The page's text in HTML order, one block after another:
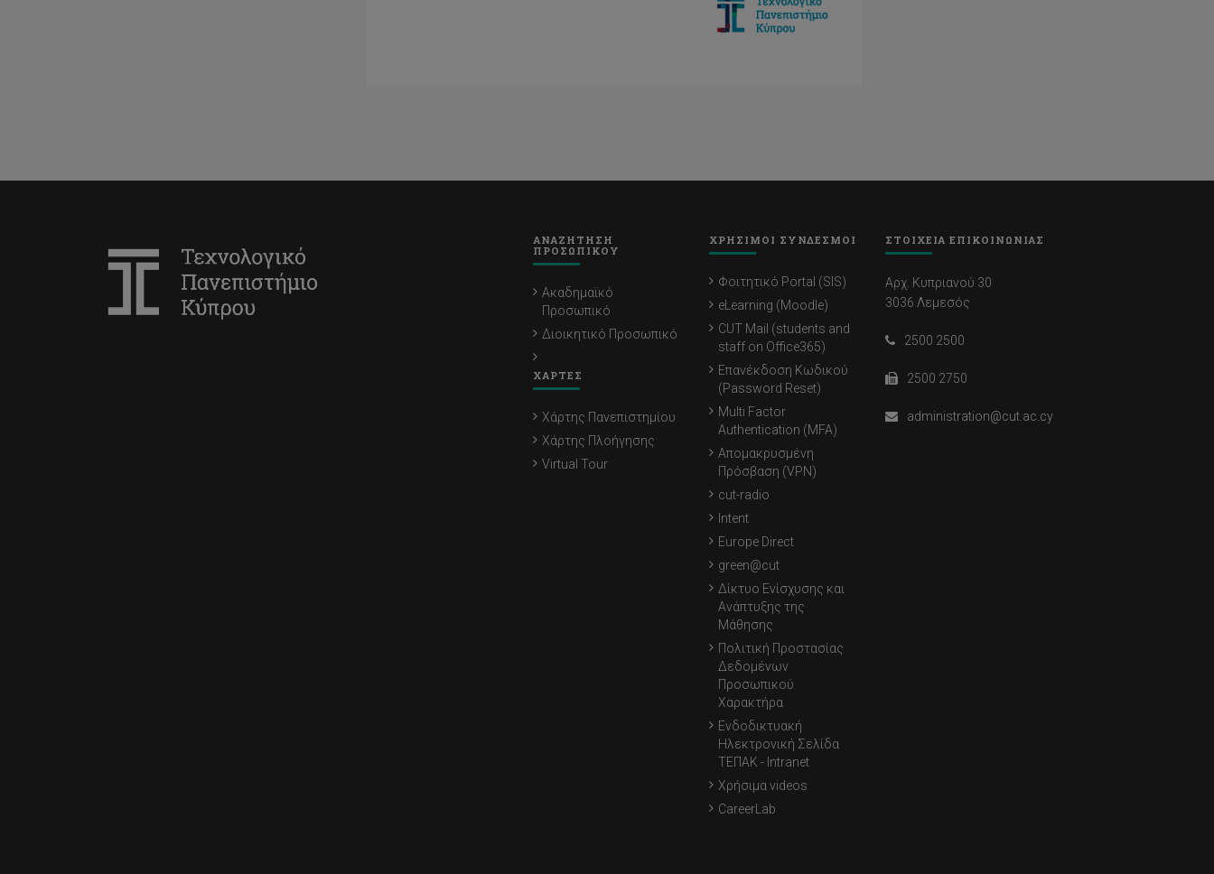
ΑΝΑΖΗΤΗΣΗ
ΠΡΟΣΩΠΙΚΟΥ
Ακαδημαϊκό
Προσωπικό
Διοικητικό Προσωπικό
ΧΑΡΤΕΣ
Χάρτης Πανεπιστημίου
Χάρτης Πλοήγησης
Virtual Tour
ΧΡΗΣΙΜΟΙ ΣΥΝΔΕΣΜΟΙ
Φοιτητικό Portal (SIS)
eLearning (Moodle)
CUT Mail (students and
staff on Office365)
Επανέκδοση Κωδικού
(Password Reset)
Multi Factor
Authentication (MFA)
Απομακρυσμένη
Πρόσβαση (VPN)
cut-radio
Intent
Europe Direct
green@cut
Δίκτυο Ενίσχυσης και
Ανάπτυξης της
Μάθησης
Πολιτική Προστασίας
Δεδομένων
Προσωπικού
Χαρακτήρα
Ενδοδικτυακή
Ηλεκτρονική Σελίδα
ΤΕΠΑΚ - Intranet
Χρήσιμα videos
CareerLab
ΣΤΟΙΧΕΙΑ ΕΠΙΚΟΙΝΩΝΙΑΣ
Αρχ. Κυπριανού 30
3036 Λεμεσός
2500 2500
2500 2750
administration@cut.ac.cy